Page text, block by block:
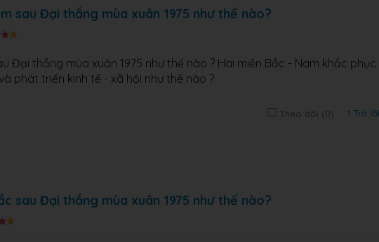
sau Đại thắng mùa xuân 1975 như thế nào?
Đại thắng mùa xuân 1975 như thế nào ? Hai miền Bắc - Nam khắc phục
phát triển kinh tế - xã hội như thế nào ?
Theo dõi (0) 1 Trả lời
sau Đại thắng mùa xuân 1975 như thế nào?